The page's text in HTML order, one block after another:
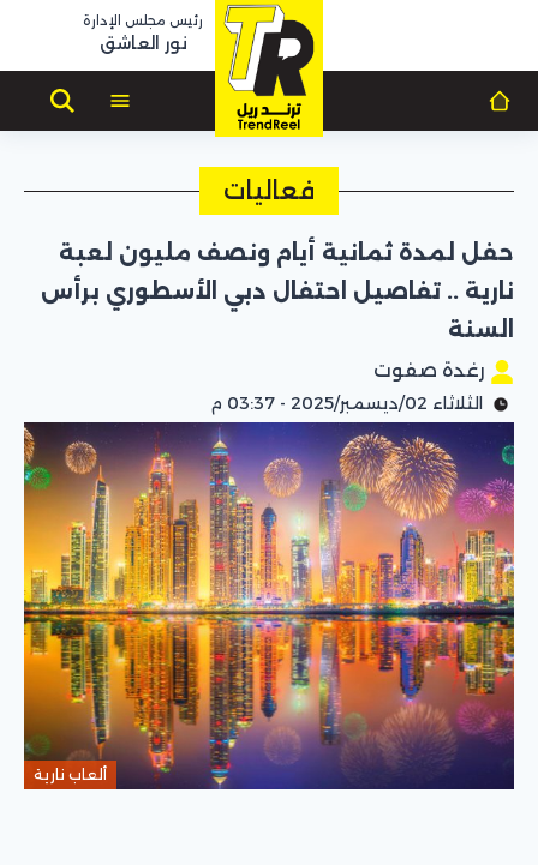
رئيس مجلس الإدارة
نور العاشق
فعاليات
حفل لمدة ثمانية أيام ونصف مليون لعبة
نارية .. تفاصيل احتفال دبي الأسطوري برأس
السنة
رغدة صفوت
الثلاثاء 02/ديسمبر/2025 - 03:37 م
ألعاب نارية